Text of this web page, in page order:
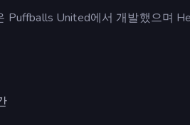
Puffballs United에서 개발했으며